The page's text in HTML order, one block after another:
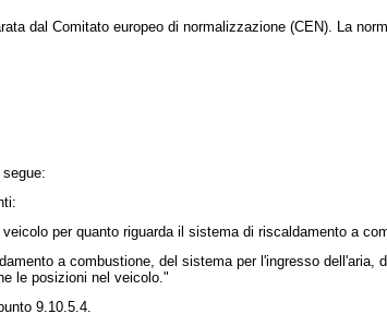
dal Comitato europeo di normalizzazione (CEN). La
per quanto riguarda il sistema di riscaldamento a
a combustione, del sistema per l'ingresso
le posizioni nel veicolo."
9.10.5.4.